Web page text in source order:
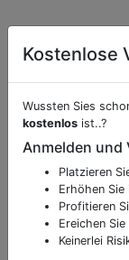
Restaurant-
Sie möchten
oder andere
Kostenlose
Wussten Sies
kostenlos ist..?
Anmelden und
Platzieren
Erhöhen
Profitieren
Ereichen
Keinerlei